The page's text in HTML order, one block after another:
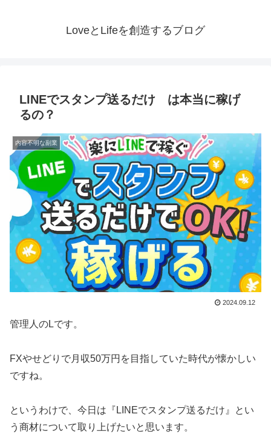
LoveとLifeを創造するブログ
LINEでスタンプ送るだけ は本当に稼げ
るの？
内容不明な副業
2024.09.12
管理人のLです。
FXやせどりで月収50万円を目指していた時代が懐かしい
ですね。
というわけで、今日は『LINEでスタンプ送るだけ』とい
う商材について取り上げたいと思います。